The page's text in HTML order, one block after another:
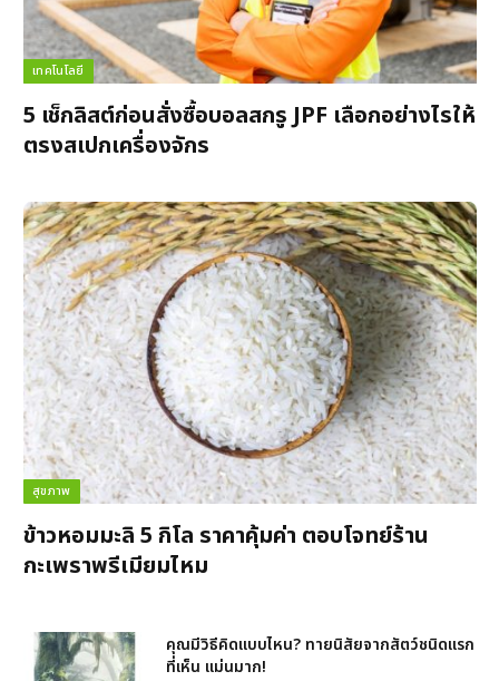
เทคโนโลยี
5 เช็กลิสต์ก่อนสั่งซื้อบอลสกรู JPF เลือกอย่างไรให้
ตรงสเปกเครื่องจักร
สุขภาพ
ข้าวหอมมะลิ 5 กิโล ราคาคุ้มค่า ตอบโจทย์ร้าน
กะเพราพรีเมียมไหม
คุณมีวิธีคิดแบบไหน? ทายนิสัยจากสัตว์ชนิดแรก
ที่เห็น แม่นมาก!